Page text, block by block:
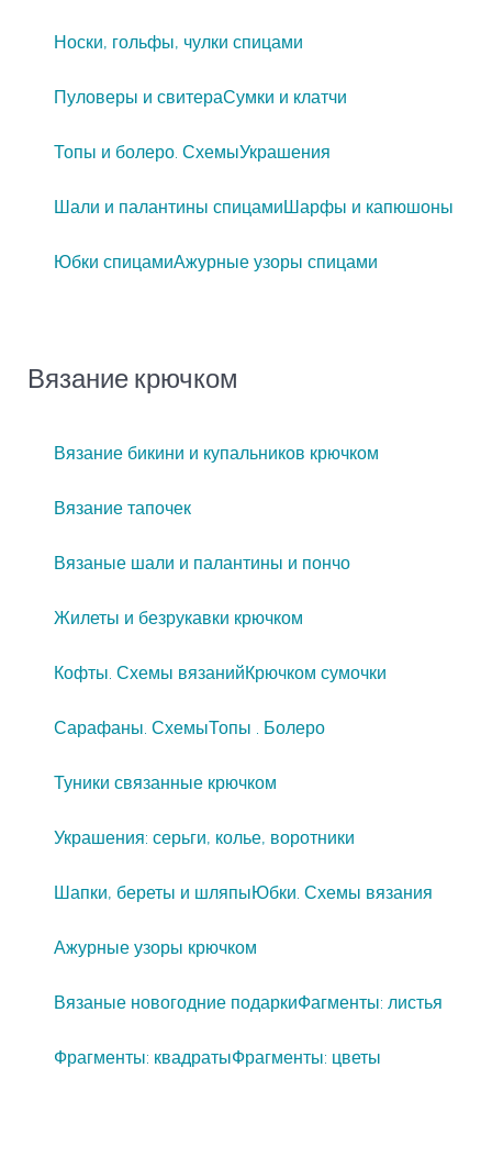
Носки, гольфы, чулки спицами
Пуловеры и свитераСумки и клатчи
Топы и болеро. СхемыУкрашения
Шали и палантины спицамиШарфы и капюшоны
Юбки спицамиАжурные узоры спицами
Вязание крючком
Вязание бикини и купальников крючком
Вязание тапочек
Вязаные шали и палантины и пончо
Жилеты и безрукавки крючком
Кофты. Схемы вязанийКрючком сумочки
Сарафаны. СхемыТопы . Болеро
Туники связанные крючком
Украшения: серьги, колье, воротники
Шапки, береты и шляпыЮбки. Схемы вязания
Ажурные узоры крючком
Вязаные новогодние подаркиФагменты: листья
Фрагменты: квадратыФрагменты: цветы